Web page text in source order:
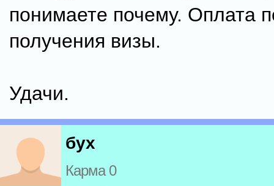
понимаете почему. Оплата
получения визы.
Удачи.
бух
Карма 0